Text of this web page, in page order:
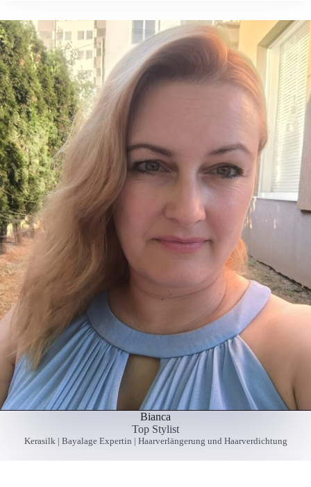
Bianca
Top Stylist
Kerasilk | Bayalage Expertin | Haarverlängerung und Haarverdichtung